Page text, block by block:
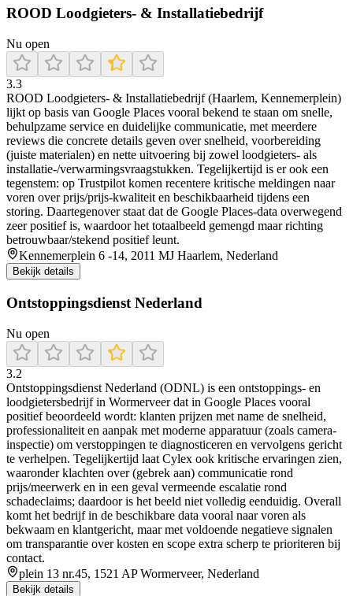
ROOD Loodgieters- & Installatiebedrijf
Nu open
3.3
ROOD Loodgieters- & Installatiebedrijf (Haarlem, Kennemerplein)
lijkt op basis van Google Places vooral bekend te staan om snelle,
behulpzame service en duidelijke communicatie, met meerdere
reviews die concrete details geven over snelheid, voorbereiding
(juiste materialen) en nette uitvoering bij zowel loodgieters- als
installatie-/verwarmingsvraagstukken. Tegelijkertijd is er ook een
tegenstem: op Trustpilot komen recentere kritische meldingen naar
voren over prijs/prijs-kwaliteit en beschikbaarheid tijdens een
storing. Daartegenover staat dat de Google Places-data overwegend
zeer positief is, waardoor het totaalbeeld gemengd maar richting
betrouwbaar/stekend positief leunt.
Kennemerplein 6 -14, 2011 MJ Haarlem, Nederland
Bekijk details
Ontstoppingsdienst Nederland
Nu open
3.2
Ontstoppingsdienst Nederland (ODNL) is een ontstoppings- en
loodgietersbedrijf in Wormerveer dat in Google Places vooral
positief beoordeeld wordt: klanten prijzen met name de snelheid,
professionaliteit en aanpak met moderne apparatuur (zoals camera-
inspectie) om verstoppingen te diagnosticeren en vervolgens gericht
te verhelpen. Tegelijkertijd laat Cylex ook kritische ervaringen zien,
waaronder klachten over (gebrek aan) communicatie rond
prijs/meerwerk en in een geval vermeende escalatie rond
schadeclaims; daardoor is het beeld niet volledig eenduidig. Overall
komt het bedrijf in de beschikbare data vooral naar voren als
bekwaam en klantgericht, maar met voldoende negatieve signalen
om transparantie over kosten en scope extra scherp te prioriteren bij
contact.
plein 13 nr.45, 1521 AP Wormerveer, Nederland
Bekijk details